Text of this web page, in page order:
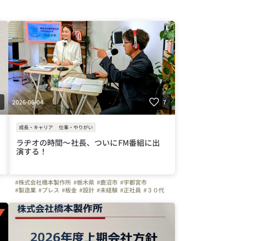
2026-06-04 7
成長・キャリア 仕事・やりがい
ラヂオの時間～社長、ついにFM番組に出
演する！
#株式会社橋本製作所 #栃木県 #鹿沼市 #宇都宮市
#製造業 #プレス #板金 #設計 #未経験 #正社員 #３０代
#車通勤 #暑さ対策 #工場見学 #土曜日面接 #ビジョン
#社長 #弊社のすごいところ #やりがいを感じる瞬間
#社内イベント #写真で伝える会社の雰囲気